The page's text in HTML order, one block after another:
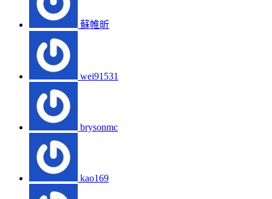
蘇帷昕
wei91531
brysonmc
kao169